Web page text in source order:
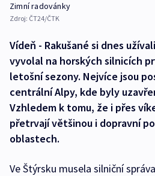
Zimní radovánky
Zdroj: ČT24/ČTK
Vídeň - Rakušané si dnes
vyvolal na horských silnicích
letošní sezony. Nejvíce jsou
centrální Alpy, kde byly
Vzhledem k tomu, že i přes
přetrvají většinou i dopravní
oblastech.
Ve Štýrsku musela silniční